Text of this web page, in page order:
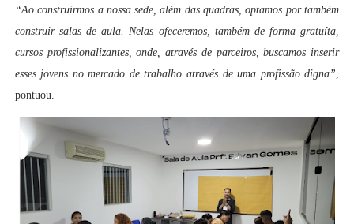
“Ao construirmos a nossa sede, além das quadras, optamos por também
construir salas de aula. Nelas ofeceremos, também de forma gratuíta,
cursos profissionalizantes, onde, através de parceiros, buscamos inserir
esses jovens no mercado de trabalho através de uma profissão digna”,
pontuou.